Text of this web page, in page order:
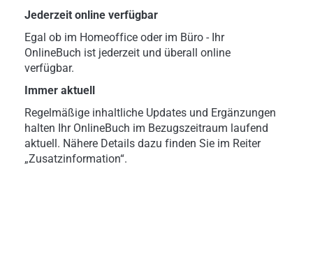
Jederzeit online verfügbar
Egal ob im Homeoffice oder im Büro - Ihr
OnlineBuch ist jederzeit und überall online
verfügbar.
Immer aktuell
Regelmäßige inhaltliche Updates und Ergänzungen
halten Ihr OnlineBuch im Bezugszeitraum laufend
aktuell. Nähere Details dazu finden Sie im Reiter
„Zusatzinformation“.